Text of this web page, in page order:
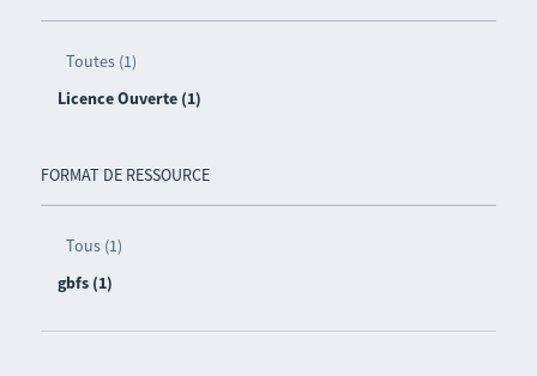
Toutes (1)
Licence Ouverte (1)
FORMAT DE RESSOURCE
Tous (1)
gbfs (1)